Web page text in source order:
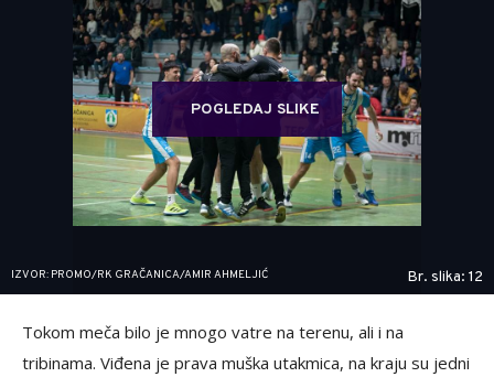
POGLEDAJ SLIKE
IZVOR: PROMO/RK GRAČANICA/AMIR AHMELJIĆ Br. slika: 12
Tokom meča bilo je mnogo vatre na terenu, ali i na
tribinama. Viđena je prava muška utakmica, na kraju su jedni